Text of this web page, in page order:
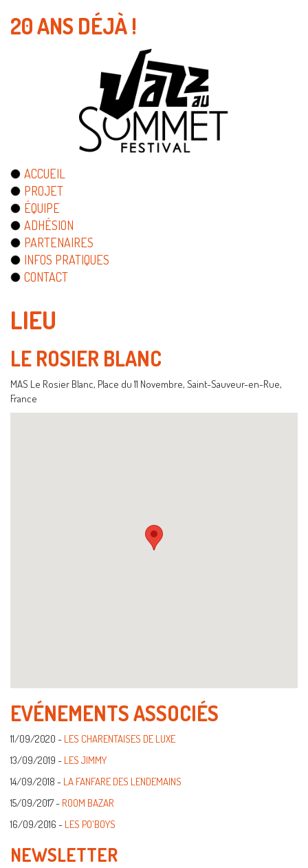
20 ANS DÉJÀ !
ACCUEIL
PROJET
ÉQUIPE
ADHÉSION
PARTENAIRES
INFOS PRATIQUES
CONTACT
LIEU
LE ROSIER BLANC
MAS Le Rosier Blanc, Place du 11 Novembre, Saint-Sauveur-en-Rue,
France
EVÉNEMENTS ASSOCIÉS
11/09/2020 - LES CHARENTAISES DE LUXE
13/09/2019 - LES JIMMY
14/09/2018 - LA FANFARE DES LENDEMAINS
15/09/2017 - ROOM BAZAR
16/09/2016 - LES PO'BOYS
NEWSLETTER